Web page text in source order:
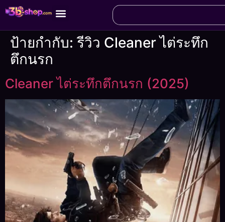
ป้ายกำกับ:รีวิว Cleaner ไต่ระทึก
ตึกนรก
Cleaner ไต่ระทึกตึกนรก (2025)